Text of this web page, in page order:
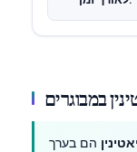
הם בערך